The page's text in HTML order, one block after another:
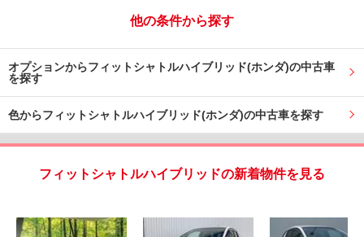
他の条件から探す
オプションからフィットシャトルハイブリッド(ホンダ)の中古車
を探す
色からフィットシャトルハイブリッド(ホンダ)の中古車を探す
フィットシャトルハイブリッドの新着物件を見る